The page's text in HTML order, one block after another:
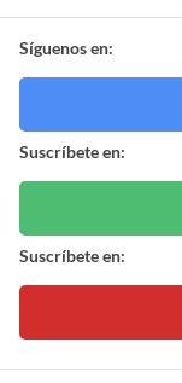
Síguenos en:
Suscríbete en:
Suscríbete en: